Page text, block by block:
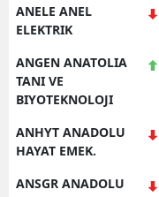
ANELE ANEL
ELEKTRIK
ANGEN ANATOLIA
TANI VE
BIYOTEKNOLOJI
ANHYT ANADOLU
HAYAT EMEK.
ANSGR ANADOLU